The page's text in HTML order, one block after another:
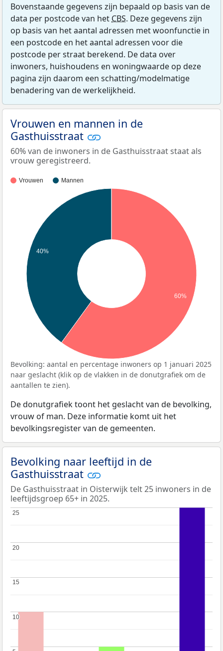
Bovenstaande gegevens zijn bepaald op basis van de
data per postcode van het CBS. Deze gegevens zijn
op basis van het aantal adressen met woonfunctie in
een postcode en het aantal adressen voor die
postcode per straat berekend. De data over
inwoners, huishoudens en woningwaarde op deze
pagina zijn daarom een schatting/modelmatige
benadering van de werkelijkheid.
Vrouwen en mannen in de
Gasthuisstraat
60% van de inwoners in de Gasthuisstraat staat als
vrouw geregistreerd.
Vrouwen Mannen
40%
60%
Bevolking: aantal en percentage inwoners op 1 januari 2025
naar geslacht (klik op de vlakken in de donutgrafiek om de
aantallen te zien).
De donutgrafiek toont het geslacht van de bevolking,
vrouw of man. Deze informatie komt uit het
bevolkingsregister van de gemeenten.
Bevolking naar leeftijd in de
Gasthuisstraat
De Gasthuisstraat in Oisterwijk telt 25 inwoners in de
leeftijdsgroep 65+ in 2025.
10
10
15
15
20
20
25
25